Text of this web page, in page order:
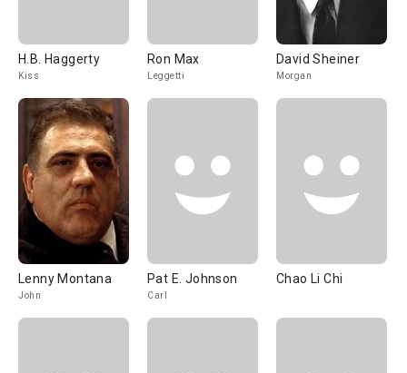
H.B. Haggerty
Kiss
Ron Max
Leggetti
David Sheiner
Morgan
Lenny Montana
John
Pat E. Johnson
Carl
Chao Li Chi